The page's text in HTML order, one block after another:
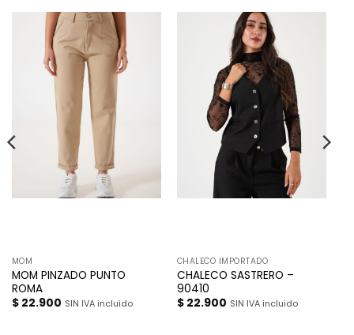
MOM
MOM PINZADO PUNTO
ROMA
$22.900 SIN IVA incluido
CHALECO IMPORTADO
CHALECO SASTRERO –
90410
$22.900 SIN IVA incluido